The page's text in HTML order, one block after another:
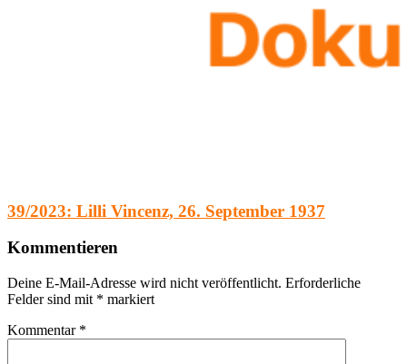
39/2023: Lilli Vincenz, 26. September 1937
Kommentieren
Deine E-Mail-Adresse wird nicht veröffentlicht. Erforderliche
Felder sind mit * markiert
Kommentar *